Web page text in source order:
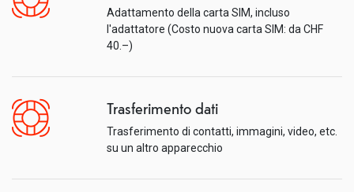
Adattamento della carta SIM, incluso
l'adattatore (Costo nuova carta SIM: da CHF
40.–)
Trasferimento dati
Trasferimento di contatti, immagini, video, etc.
su un altro apparecchio